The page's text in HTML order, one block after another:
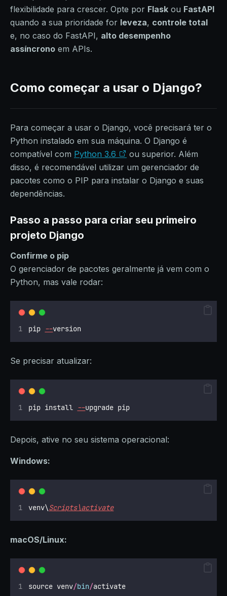
flexibilidade para crescer. Opte por Flask ou FastAPI
quando a sua prioridade for leveza, controle total
e, no caso do FastAPI, alto desempenho
assíncrono em APIs.
Como começar a usar o Django?
Para começar a usar o Django, você precisará ter o
Python instalado em sua máquina. O Django é
compatível com Python 3.6
ou superior. Além
disso, é recomendável utilizar um gerenciador de
pacotes como o PIP para instalar o Django e suas
dependências.
Passo a passo para criar seu primeiro
projeto Django
Confirme o pip
O gerenciador de pacotes geralmente já vem com o
Python, mas vale rodar:
pip --version
Se precisar atualizar:
pip install --upgrade pip
Depois, ative no seu sistema operacional:
Windows:
venv\Scripts\activate
macOS/Linux:
source venv/bin/activate